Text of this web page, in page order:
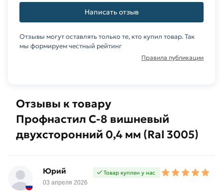
Отзывы к товару
Профнастил С-8 вишневый
двухсторонний 0,4 мм (Ral 3005)
Юрий
03 апреля 2026
Товар куплен у нас
Написать отзыв
Отзывы могут оставлять только те, кто купил товар. Так
мы формируем честный рейтинг
Правила публикации